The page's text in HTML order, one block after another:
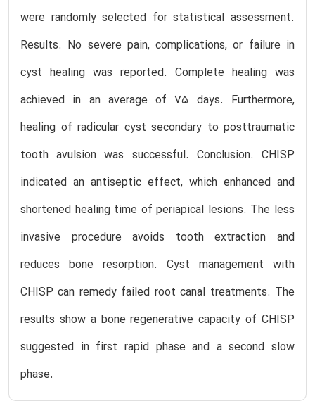
were randomly selected for statistical assessment.
Results. No severe pain, complications, or failure in
cyst healing was reported. Complete healing was
achieved in an average of 75 days. Furthermore,
healing of radicular cyst secondary to posttraumatic
tooth avulsion was successful. Conclusion. CHISP
indicated an antiseptic effect, which enhanced and
shortened healing time of periapical lesions. The less
invasive procedure avoids tooth extraction and
reduces bone resorption. Cyst management with
CHISP can remedy failed root canal treatments. The
results show a bone regenerative capacity of CHISP
suggested in first rapid phase and a second slow
phase.